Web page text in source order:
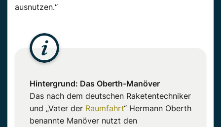
ausnutzen.“
Hintergrund: Das Oberth-Manöver
Das nach dem deutschen Raketentechniker
und „Vater der Raumfahrt“ Hermann Oberth
benannte Manöver nutzt den